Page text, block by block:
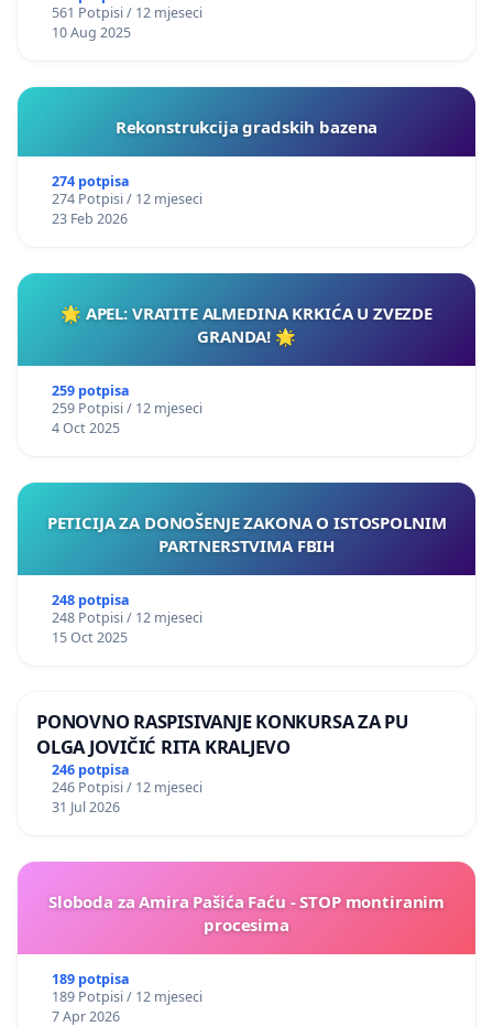
561 Potpisi / 12 mjeseci
10 Aug 2025
Rekonstrukcija gradskih bazena
274 potpisa
274 Potpisi / 12 mjeseci
23 Feb 2026
🌟 APEL: VRATITE ALMEDINA KRKIĆA U ZVEZDE
GRANDA! 🌟
259 potpisa
259 Potpisi / 12 mjeseci
4 Oct 2025
PETICIJA ZA DONOŠENJE ZAKONA O ISTOSPOLNIM
PARTNERSTVIMA FBIH
248 potpisa
248 Potpisi / 12 mjeseci
15 Oct 2025
PONOVNO RASPISIVANJE KONKURSA ZA PU
OLGA JOVIČIĆ RITA KRALJEVO
246 potpisa
246 Potpisi / 12 mjeseci
31 Jul 2026
Sloboda za Amira Pašića Faću - STOP montiranim
procesima
189 potpisa
189 Potpisi / 12 mjeseci
7 Apr 2026